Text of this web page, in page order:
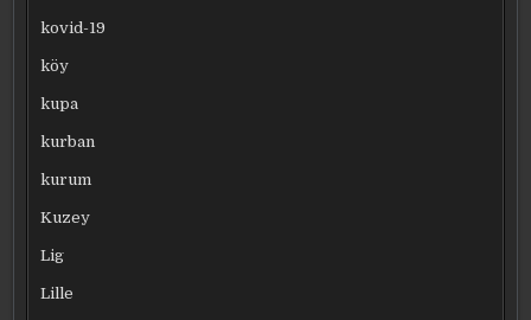
kovid-19
köy
kupa
kurban
kurum
Kuzey
Lig
Lille